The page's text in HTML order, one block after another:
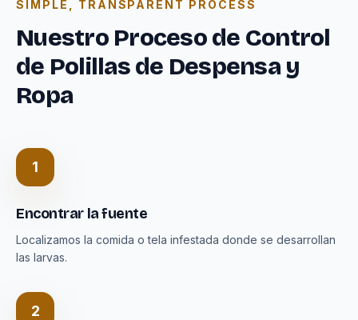
SIMPLE, TRANSPARENT PROCESS
Nuestro Proceso de Control
de Polillas de Despensa y
Ropa
1
Encontrar la fuente
Localizamos la comida o tela infestada donde se desarrollan
las larvas.
2